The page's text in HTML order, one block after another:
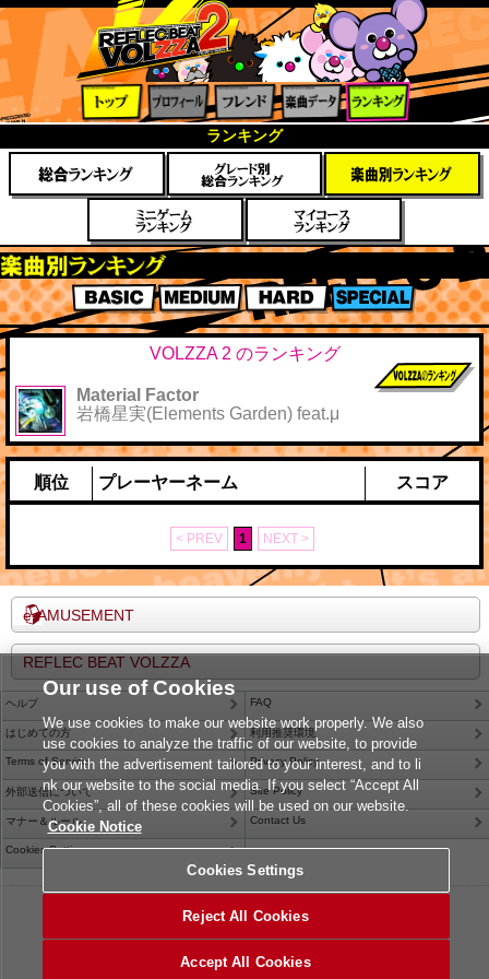
ィール
フレン
ド
楽曲デ
ータ
ング
ランキング
楽曲別スコアランキング
BASIC MEDIUM HARD SPECIAL
VOLZZA 2 のランキング
Material Factor
岩橋星実(Elements Garden) feat.μ
順位 プレーヤーネーム スコア
< PREV 1 NEXT >
e-AMUSEMENT
REFLEC BEAT VOLZZA
ヘルプ FAQ
はじめての方 利用推奨環境
Terms of Service Privacy Policy
外部送信について Site Policy
マナー＆ルール Contact Us
Cookies Settings
Our use of Cookies
We use cookies to make our website work properly. We also
use cookies to analyze the traffic of our website, to provide
you with the advertisement tailored to your interest, and to li
nk our website to the social media. If you select “Accept All
Cookies”, all of these cookies will be used on our website.
Cookie Notice
Cookies Settings
Reject All Cookies
Accept All Cookies